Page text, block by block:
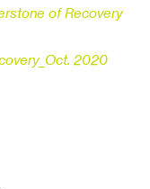
of Recovery
2020